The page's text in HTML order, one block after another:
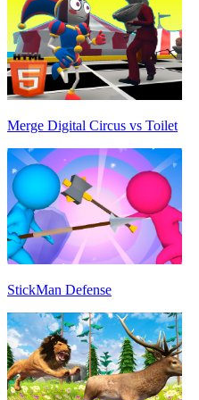
Merge Digital Circus vs Toilet
StickMan Defense